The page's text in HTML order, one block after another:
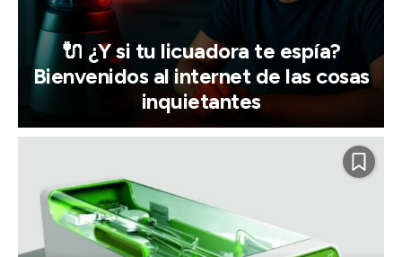
🔌 ¿Y si tu licuadora te espía?
Bienvenidos al internet de las cosas
inquietantes